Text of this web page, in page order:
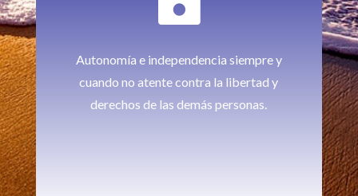
Autonomía e independencia siempre y
cuando no atente contra la libertad y
derechos de las demás personas.